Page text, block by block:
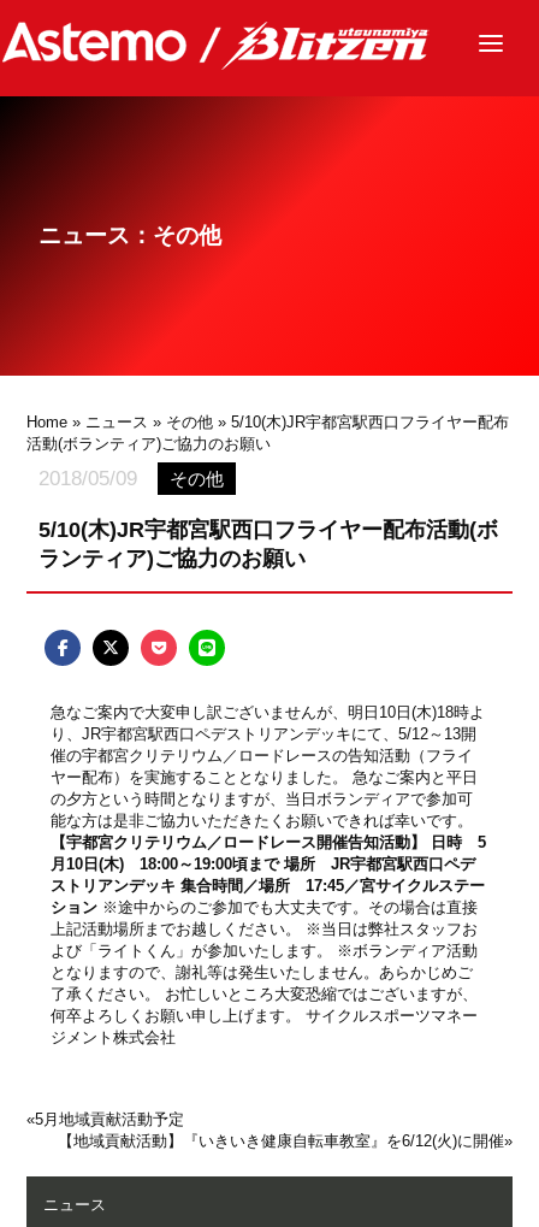
ニュース
グッズ
ニュース：その他
Home » ニュース » その他 » 5/10(木)JR宇都宮駅西口フライヤー配布
活動(ボランティア)ご協力のお願い
2018/05/09 その他
5/10(木)JR宇都宮駅西口フライヤー配布活動(ボ
ランティア)ご協力のお願い
急なご案内で大変申し訳ございませんが、明日10日(木)18時よ
り、JR宇都宮駅西口ペデストリアンデッキにて、5/12～13開
催の宇都宮クリテリウム／ロードレースの告知活動（フライ
ヤー配布）を実施することとなりました。 急なご案内と平日
の夕方という時間となりますが、当日ボランディアで参加可
能な方は是非ご協力いただきたくお願いできれば幸いです。
【宇都宮クリテリウム／ロードレース開催告知活動】 日時 5
月10日(木) 18:00～19:00頃まで 場所 JR宇都宮駅西口ペデ
ストリアンデッキ 集合時間／場所 17:45／宮サイクルステー
ション ※途中からのご参加でも大丈夫です。その場合は直接
上記活動場所までお越しください。 ※当日は弊社スタッフお
よび「ライトくん」が参加いたします。 ※ボランディア活動
となりますので、謝礼等は発生いたしません。あらかじめご
了承ください。 お忙しいところ大変恐縮ではございますが、
何卒よろしくお願い申し上げます。 サイクルスポーツマネー
ジメント株式会社
«5月地域貢献活動予定
【地域貢献活動】『いきいき健康自転車教室』を6/12(火)に開催»
ニュース